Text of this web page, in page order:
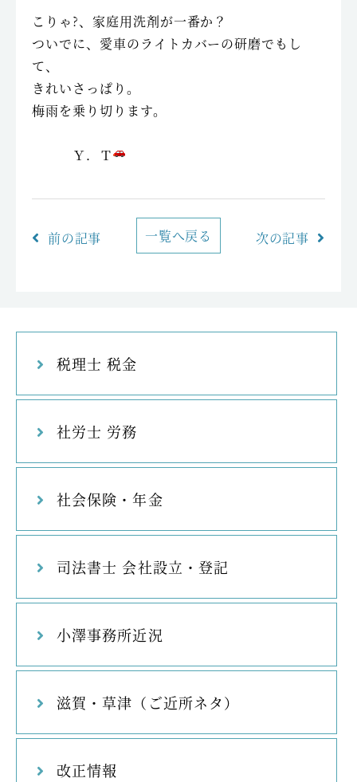
税理士 税金
社労士 労務
社会保険・年金
司法書士 会社設立・登記
小澤事務所近況
滋賀・草津（ご近所ネタ）
改正情報
こりゃ?、家庭用洗剤が一番か？
ついでに、愛車のライトカバーの研磨でもし
て、
きれいさっぱり。
梅雨を乗り切ります。
Ｙ．Ｔ
前の記事 一覧へ戻る 次の記事